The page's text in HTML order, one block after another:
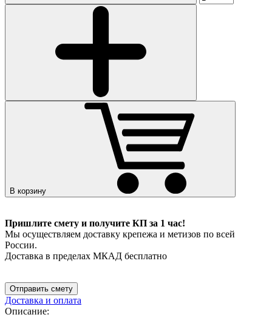
В корзину
Пришлите смету и получите КП за 1 час!
Мы осуществляем доставку крепежа и метизов по всей
России.
Доставка в пределах МКАД бесплатно
Отправить смету
Доставка и оплата
Описание: